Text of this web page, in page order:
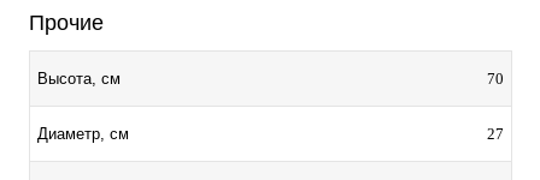
Прочие
Высота, см 70
Диаметр, см 27